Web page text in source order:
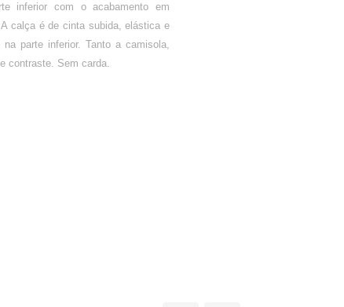
inferior com o acabamento em
calça é de cinta subida, elástica e
parte inferior. Tanto a camisola,
contraste. Sem carda.